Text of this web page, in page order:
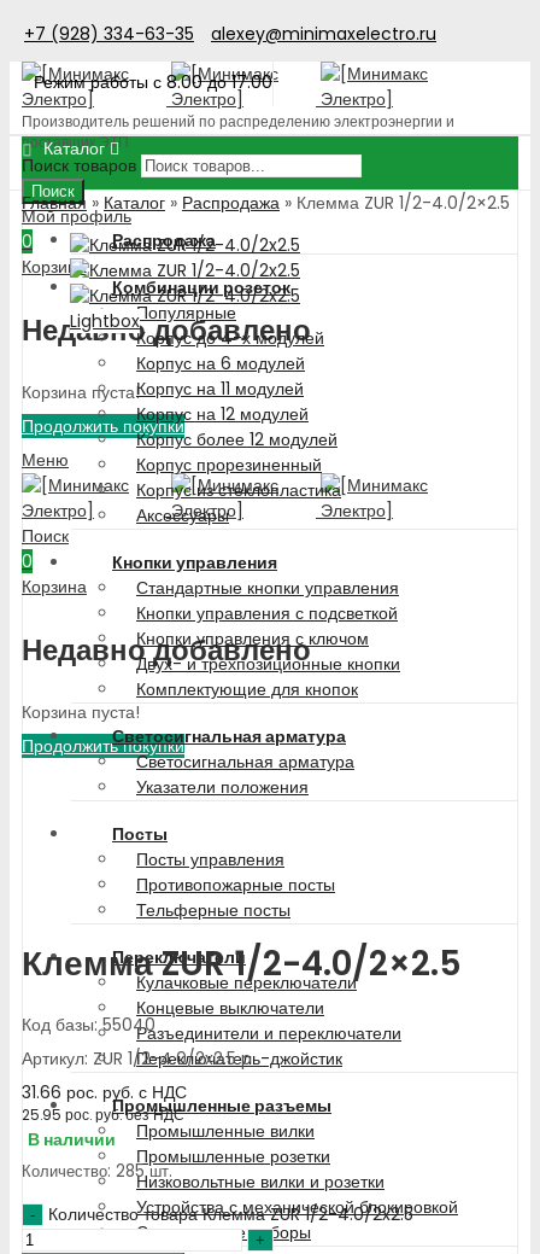
+7 (928) 334-63-35
alexey@minimaxelectro.ru
Режим работы с 8.00 до 17.00
Производитель решений по распределению электроэнергии и
поставщик ЭТП
Поиск товаров
Поиск
Мой профиль
0
Корзина
Недавно добавлено
Корзина пуста!
Продолжить покупки
Меню
Поиск
0
Корзина
Недавно добавлено
Корзина пуста!
Продолжить покупки
Каталог
Распродажа
Комбинации розеток
Популярные
Корпус до 4-х модулей
Корпус на 6 модулей
Корпус на 11 модулей
Корпус на 12 модулей
Корпус более 12 модулей
Корпус прорезиненный
Корпус из стеклопластика
Аксессуары
Кнопки управления
Стандартные кнопки управления
Кнопки управления с подсветкой
Кнопки управления с ключом
Двух- и трехпозиционные кнопки
Комплектующие для кнопок
Светосигнальная арматура
Светосигнальная арматура
Указатели положения
Посты
Посты управления
Противопожарные посты
Тельферные посты
Переключатели
Кулачковые переключатели
Концевые выключатели
Разъединители и переключатели
Переключатель-джойстик
Промышленные разъемы
Промышленные вилки
Промышленные розетки
Низковольтные вилки и розетки
Устройства с механической блокировкой
Специальные наборы
Главная » Каталог » Распродажа » Клемма ZUR 1/2-4.0/2×2.5
Lightbox
Клемма ZUR 1/2-4.0/2×2.5
Код базы: 55040
Артикул: ZUR 1/2-4.0/2x2.5 p
31.66 рос. руб. с НДС
25.95 рос. руб.без НДС
В наличии
Количество: 285 шт.
Количество товара Клемма ZUR 1/2-4.0/2x2.5